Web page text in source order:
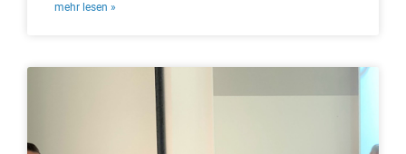
mehr lesen »